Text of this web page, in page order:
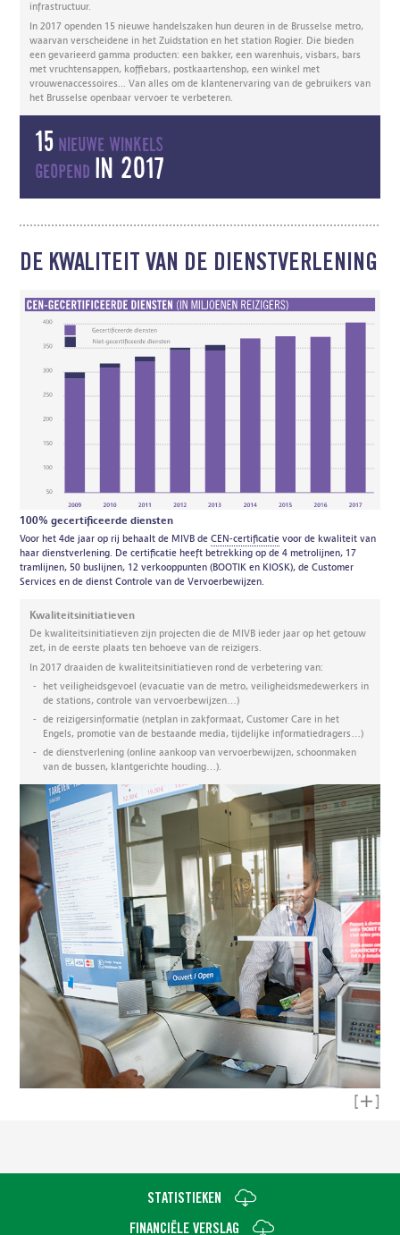
infrastructuur.
In 2017 openden 15 nieuwe handelszaken hun deuren in de Brusselse metro,
waarvan verscheidene in het Zuidstation en het station Rogier. Die bieden
een gevarieerd gamma producten: een bakker, een warenhuis, visbars, bars
met vruchtensappen, koffiebars, postkaartenshop, een winkel met
vrouwenaccessoires... Van alles om de klantenervaring van de gebruikers van
het Brusselse openbaar vervoer te verbeteren.
15nieuwe winkels
geopend in 2017
DE KWALITEIT VAN DE DIENSTVERLENING
100% gecertificeerde diensten
Voor het 4de jaar op rij behaalt de MIVB de CEN-certificatie voor de kwaliteit van
haar dienstverlening. De certificatie heeft betrekking op de 4 metrolijnen, 17
tramlijnen, 50 buslijnen, 12 verkooppunten (BOOTIK en KIOSK), de Customer
Services en de dienst Controle van de Vervoerbewijzen.
Kwaliteitsinitiatieven
De kwaliteitsinitiatieven zijn projecten die de MIVB ieder jaar op het getouw
zet, in de eerste plaats ten behoeve van de reizigers.
In 2017 draaiden de kwaliteitsinitiatieven rond de verbetering van:
het veiligheidsgevoel (evacuatie van de metro, veiligheidsmedewerkers in
de stations, controle van vervoerbewijzen…)
de reizigersinformatie (netplan in zakformaat, Customer Care in het
Engels, promotie van de bestaande media, tijdelijke informatiedragers…)
de dienstverlening (online aankoop van vervoerbewijzen, schoonmaken
van de bussen, klantgerichte houding…).
Lees
STATISTIEKEN
FINANCIËLE VERSLAG